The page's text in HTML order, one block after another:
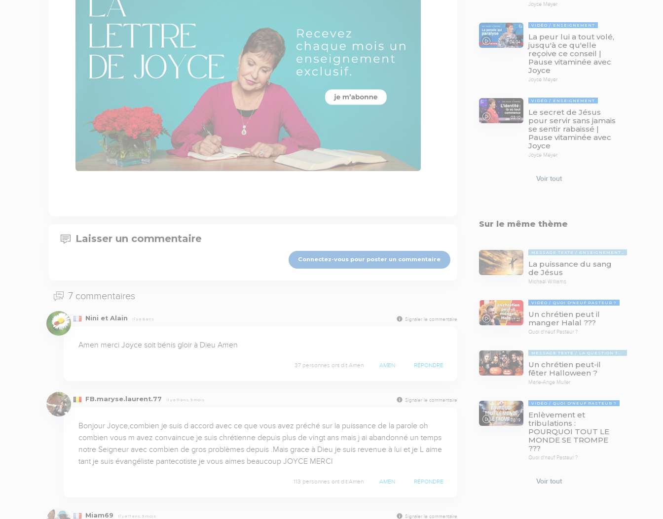
Laisser un commentaire
Connectez-vous pour poster un commentaire
7 commentaires
Nini et Alain Il y a 8 ans Signaler le commentaire
Amen merci Joyce soit bénis gloir à Dieu Amen
37 personnes ont dit Amen AMEN RÉPONDRE
FB.maryse.laurent.77 Il y a 11 ans, 3 mois Signaler le commentaire
Bonjour Joyce,combien je suis d accord avec ce que vous avez préché sur la puissance de la parole oh
combien vous m avez convaincue je suis chrétienne depuis plus de vingt ans mais j ai abandonné un temps
notre Seigneur avec combien de gros problèmes depuis .Mais grace à Dieu je suis revenue à lui et je L aime
tant je suis évangéliste pantecotiste je vous aimes beaucoup JOYCE MERCI
113 personnes ont dit Amen AMEN RÉPONDRE
Miam69 Il y a 11 ans, 3 mois Signaler le commentaire
Joyce Meyer
04:04
VIDÉO ENSEIGNEMENT
La peur lui a tout volé,
jusqu'à ce qu'elle
reçoive ce conseil |
Pause vitaminée avec
Joyce
Joyce Meyer
03:10
VIDÉO ENSEIGNEMENT
Le secret de Jésus
pour servir sans jamais
se sentir rabaissé |
Pause vitaminée avec
Joyce
Joyce Meyer
Voir tout
Sur le même thème
MESSAGE TEXTE ENSEIGNEMENTS BIBLIQUES
La puissance du sang
de Jésus
Michaël Williams
17:21
VIDÉO QUOI D'NEUF PASTEUR ?
Un chrétien peut il
manger Halal ???
Quoi d'neuf Pasteur ?
MESSAGE TEXTE LA QUESTION TABOUE
Un chrétien peut-il
fêter Halloween ?
Marie-Ange Muller
78:19
VIDÉO QUOI D'NEUF PASTEUR ?
Enlèvement et
tribulations :
POURQUOI TOUT LE
MONDE SE TROMPE
???
Quoi d'neuf Pasteur ?
Voir tout